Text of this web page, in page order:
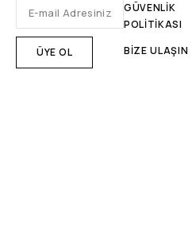
GÜVENLİK
POLİTİKASI
BİZE ULAŞIN